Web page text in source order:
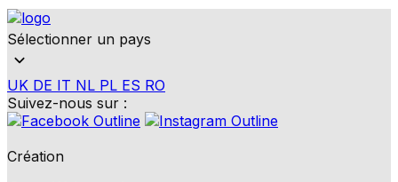
Sélectionner un pays
UK DE IT NL PL ES RO
Suivez-nous sur :
Création